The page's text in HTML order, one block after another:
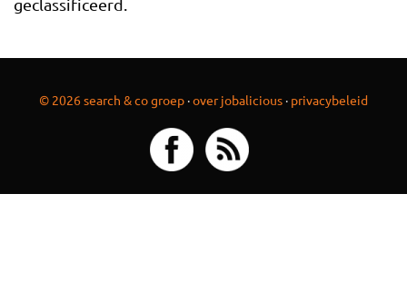
geclassificeerd.
© 2026 search & co groep ·over jobalicious · privacybeleid